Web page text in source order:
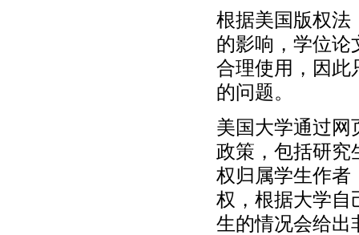
根据美国版权法
的影响，学位论
合理使用，因此
的问题。
美国大学通过网
政策，包括研究
权归属学生作者
权，根据大学自
生的情况会给出